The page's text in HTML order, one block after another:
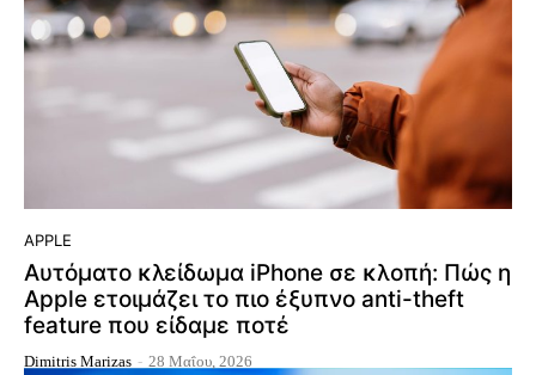
APPLE
Αυτόματο κλείδωμα iPhone σε κλοπή: Πώς η
Apple ετοιμάζει το πιο έξυπνο anti-theft
feature που είδαμε ποτέ
Dimitris Marizas - 28 Μαΐου, 2026